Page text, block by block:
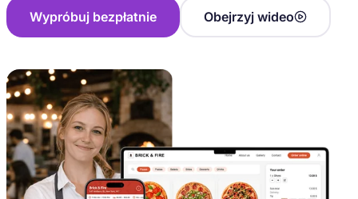
Wypróbuj bezpłatnie Obejrzyj wideo